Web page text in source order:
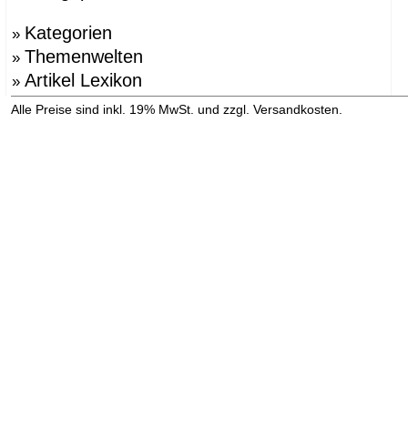
» Kategorien
» Themenwelten
» Artikel Lexikon
Alle Preise sind inkl. 19% MwSt. und zzgl. Versandkosten.